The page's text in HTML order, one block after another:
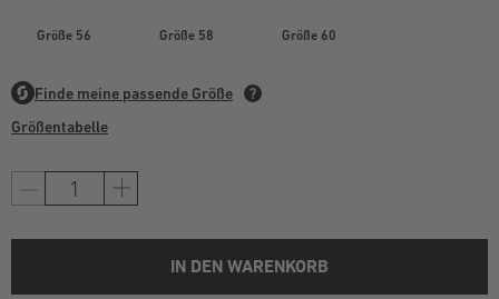
Größe 56 Größe 58 Größe 60
Größentabelle
IN DEN WARENKORB